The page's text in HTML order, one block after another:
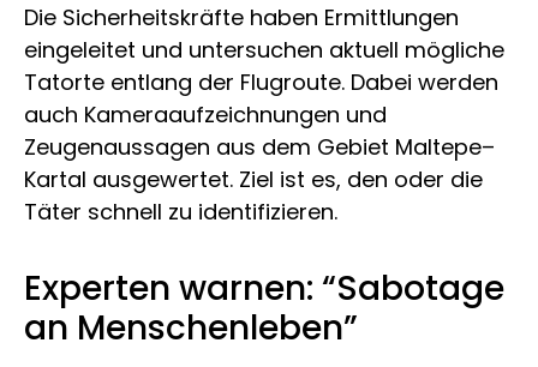
Die Sicherheitskräfte haben Ermittlungen
eingeleitet und untersuchen aktuell mögliche
Tatorte entlang der Flugroute. Dabei werden
auch Kameraaufzeichnungen und
Zeugenaussagen aus dem Gebiet Maltepe–
Kartal ausgewertet. Ziel ist es, den oder die
Täter schnell zu identifizieren.
Experten warnen: “Sabotage
an Menschenleben”